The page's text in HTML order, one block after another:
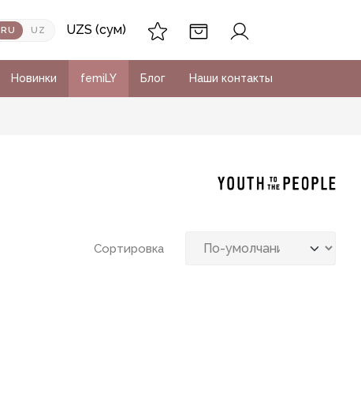
RU UZ UZS (сум)
Новинки femiLY Блог Наши контакты
Сортировка